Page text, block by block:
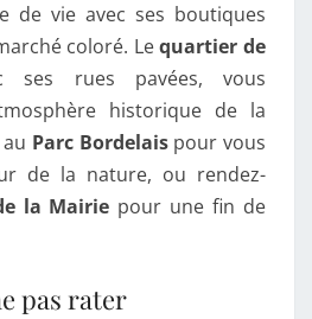
de vie avec ses boutiques
coloré. Lequartier de
ses rues pavées, vous
historique de la
Parc Bordelaispour vous
de la nature, ou rendez-
la Mairie pour une fin de
pas rater